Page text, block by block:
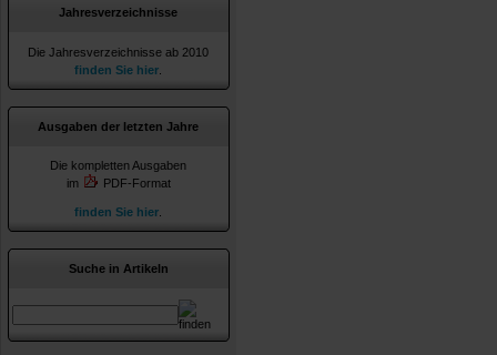
Jahresverzeichnisse
Die Jahresverzeichnisse ab 2010
finden Sie hier
Ausgaben der letzten Jahre
Die kompletten Ausgaben
im
PDF-Format
finden Sie hier
Suche in Artikeln